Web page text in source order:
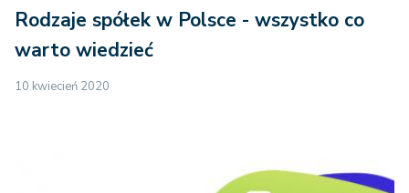
Rodzaje spółek w Polsce - wszystko co
warto wiedzieć
10 kwiecień 2020